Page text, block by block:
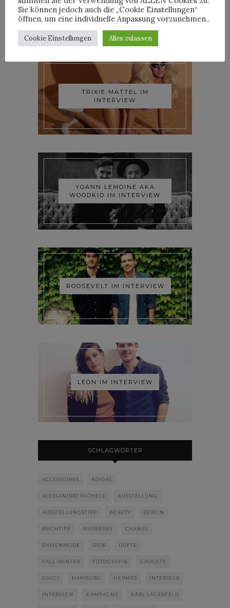
INTERVIEWS
TRIXIE MATTEL IM
INTERVIEW
YOANN LEMOINE AKA
WOODKID IM INTERVIEW
ROOSEVELT IM INTERVIEW
LÉON IM INTERVIEW
SCHLAGWÖRTER
ACCESSOIRES ADIDAS
ALESSANDRO MICHELE AUSSTELLUNG
AUSSTELLUNGSTIPP BEAUTY BERLIN
BUCHTIPP BURBERRY CHANEL
DAMENMODE DIOR DÜFTE
FALL-WINTER FOTOGRAFIE GADGETS
GUCCI HAMBURG HERMÈS INTERIEUR
INTERVIEW KAMPAGNE KARL LAGERFELD
Sie können jedoch auch die „Cookie Einstellungen“
öffnen, um eine individuelle Anpassung vorzunehmen..
Cookie Einstellungen Alles zulassen